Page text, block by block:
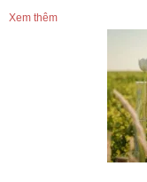
Xem thêm